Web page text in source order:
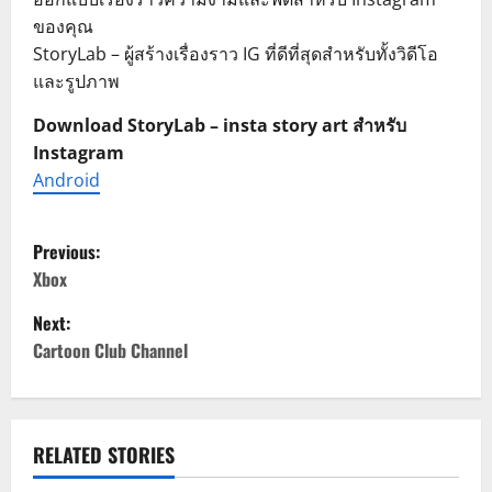
ของคุณ
StoryLab – ผู้สร้างเรื่องราว IG ที่ดีที่สุดสำหรับทั้งวิดีโอ
และรูปภาพ
Download StoryLab – insta story art สำหรับ
Instagram
Android
P
o
s
a
Previous:
Xbox
Next:
Cartoon Club Channel
RELATED STORIES